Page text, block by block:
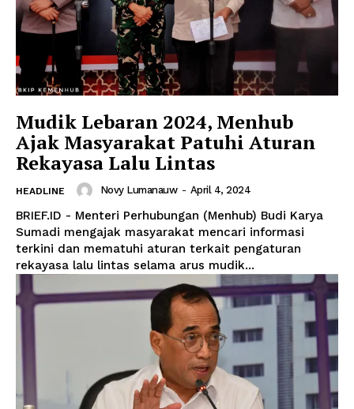
Mudik Lebaran 2024, Menhub
Ajak Masyarakat Patuhi Aturan
Rekayasa Lalu Lintas
HEADLINE Novy Lumanauw - April 4, 2024
BRIEF.ID - Menteri Perhubungan (Menhub) Budi Karya
Sumadi mengajak masyarakat mencari informasi
terkini dan mematuhi aturan terkait pengaturan
rekayasa lalu lintas selama arus mudik...